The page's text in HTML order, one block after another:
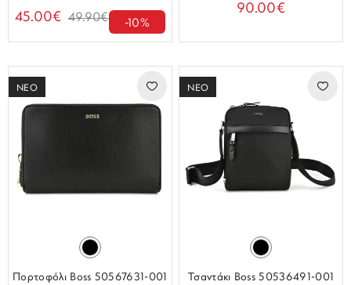
45.00€ 49.90€ -10%
90.00€
ΝΕΟ
Πορτοφόλι Boss 50567631-001
ΝΕΟ
Τσαντάκι Boss 50536491-001